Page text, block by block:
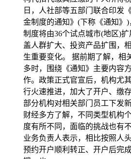
日，人社部等五部门联合印发
金制度的通知》(下称《通知》
制度将由36个试点城市(地区)
盖人群扩大、投资产品扩围，
生重要变化。 据前期了解，相
多时，围绕《通知》主要内容
作。政策正式官宣后，机构尤
行火速推进，加大了开户、缴
部分机构对相关部门员工下发
财经多方了解，不同类型机构
度有所不同，面临的挑战也有
业务负责人表示，相比按照人
预约开户顺利转正、开户后完